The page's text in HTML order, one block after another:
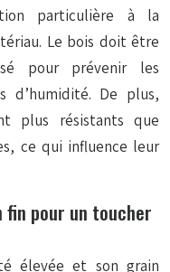
particulière à la
Le bois doit être
pour prévenir les
d’humidité. De plus,
plus résistants que
ce qui influence leur
pour un toucher
élevée et son grain